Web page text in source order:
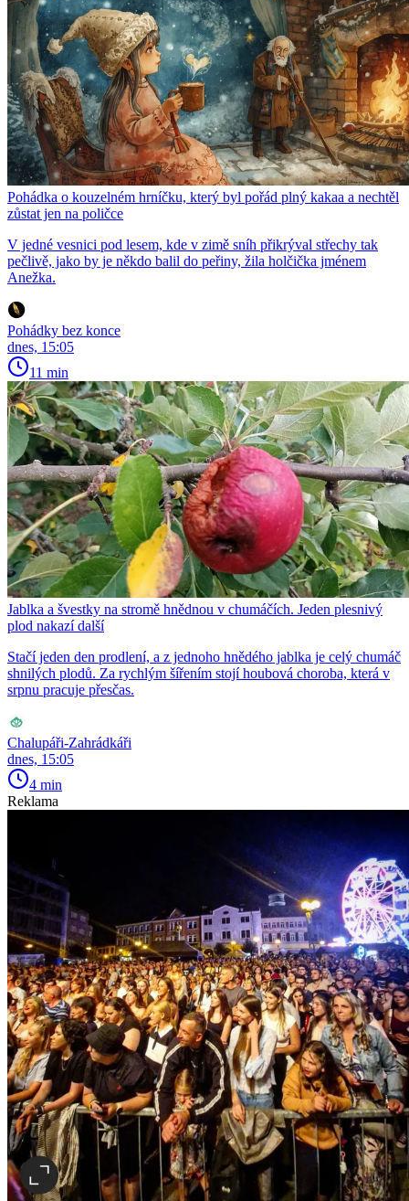
Pohádka o kouzelném hrníčku, který byl pořád plný kakaa a nechtěl
zůstat jen na poličce
V jedné vesnici pod lesem, kde v zimě sníh přikrýval střechy tak
pečlivě, jako by je někdo balil do peřiny, žila holčička jménem
Anežka.
Pohádky bez konce
dnes, 15:05
11 min
Jablka a švestky na stromě hnědnou v chumáčích. Jeden plesnivý
plod nakazí další
Stačí jeden den prodlení, a z jednoho hnědého jablka je celý chumáč
shnilých plodů. Za rychlým šířením stojí houbová choroba, která v
srpnu pracuje přesčas.
Chalupáři-Zahrádkáři
dnes, 15:05
4 min
Reklama